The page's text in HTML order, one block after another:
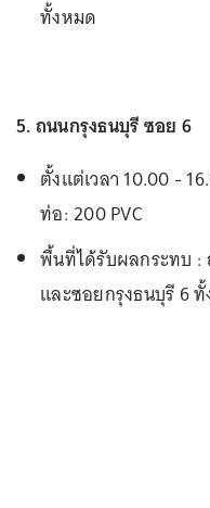
ทั้งหมด
5. ถนนกรุงธนบุรี ซอย 6
ตั้งแต่เวลา 10.00 -
ท่อ: 200 PVC
พื้นที่ได้รับผลกระทบ :
และซอยกรุงธนบุรี 6